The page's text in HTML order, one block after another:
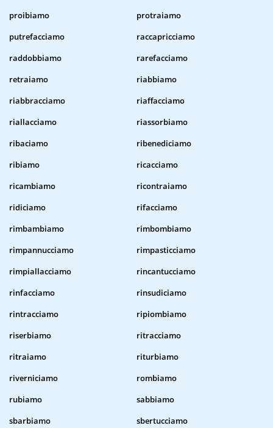
proibiamo
protraiamo
putrefacciamo
raccapricciamo
raddobbiamo
rarefacciamo
retraiamo
riabbiamo
riabbracciamo
riaffacciamo
riallacciamo
riassorbiamo
ribaciamo
ribenediciamo
ribiamo
ricacciamo
ricambiamo
ricontraiamo
ridiciamo
rifacciamo
rimbambiamo
rimbombiamo
rimpannucciamo
rimpasticciamo
rimpiallacciamo
rincantucciamo
rinfacciamo
rinsudiciamo
rintracciamo
ripiombiamo
riserbiamo
ritracciamo
ritraiamo
riturbiamo
riverniciamo
rombiamo
rubiamo
sabbiamo
sbarbiamo
sbertucciamo